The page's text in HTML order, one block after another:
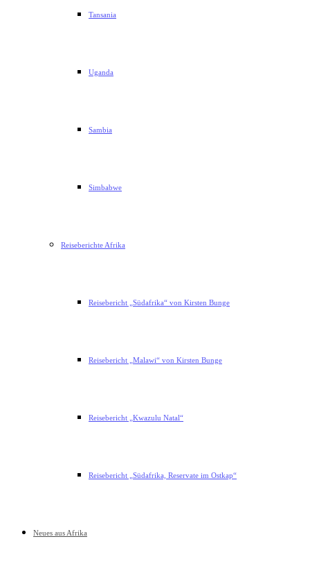
Tansania
Uganda
Sambia
Simbabwe
Reiseberichte Afrika
Reisebericht „Südafrika“ von Kirsten Bunge
Reisebericht „Malawi“ von Kirsten Bunge
Reisebericht „Kwazulu Natal“
Reisebericht „Südafrika, Reservate im Ostkap“
Neues aus Afrika